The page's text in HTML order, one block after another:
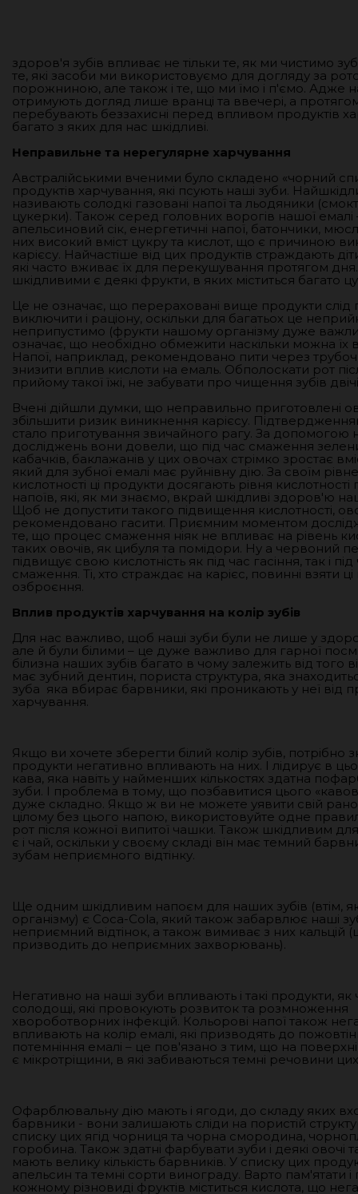
здоров'я зубів впливає не тільки те, як ми чистимо
те, які засоби ми використовуємо для догляду за
порожниною, але також і те, що ми їмо і п'ємо. Адже
отримують догляд лише вранці та ввечері, а
перебувають беззахисні перед впливом продуктів
багато з яких для нас шкідливі.
Неправильне та нерегулярне харчування
Австралійськими вченими було складено «чорний
продуктів харчування, які псують наші зуби.
називають солодкі газовані напої та льодяники
цукерки). Також серед головних ворогів нашої емалі
апельсиновий сік, енергетичні напої, батончики,
них високий вміст цукру та кислот, що є причиною
карієсу. Найчастіше від цих продуктів страждають
які часто вживає їх для перекушування протягом
шкідливими є деякі фрукти, в яких міститься багато
Це не означає, що перераховані вище продукти слід
виключити і раціону, оскільки для багатьох це
неприпустимо (фрукти нашому організму дуже
означає, що необхідно обмежити наскільки можна їх
Напої, наприклад, рекомендовано пити через
знизити вплив кислоти на емаль. Обполоскати рот
прийому такої їжі, не забувати про чищення зубів
Вчені дійшли думки, що неправильно приготовлені
збільшити ризик виникнення карієсу. Підтвердженням
стало приготування звичайного рагу. За допомогою
досліджень вони довели, що під час смаження
кабачків, баклажанів у цих овочах стрімко зростає
який для зубної емалі має руйнівну дію. За своїм
кислотності ці продукти досягають рівня кислотності
напоїв, які, як ми знаємо, вкрай шкідливі здоров'ю
Щоб не допустити такого підвищення кислотності,
рекомендовано гасити. Приємним моментом
те, що процес смаження ніяк не впливає на рівень
таких овочів, як цибуля та помідори. Ну а червоний
підвищує свою кислотність як під час гасіння, так і під
смаження. Ті, хто страждає на карієс, повинні взяти
озброєння.
Вплив продуктів харчування на колір зубів
Для нас важливо, щоб наші зуби були не лише у
але й були білими – це дуже важливо для гарної
білизна наших зубів багато в чому залежить від того
має зубний дентин, пориста структура, яка
зуба яка вбирає барвники, які проникають у неї від
харчування.
Якщо ви хочете зберегти білий колір зубів, потрібно
продукти негативно впливають на них. І лідирує в
кава, яка навіть у найменших кількостях здатна
зуби. І проблема в тому, що позбавитися цього
дуже складно. Якщо ж ви не можете уявити свій
цілому без цього напою, використовуйте одне
рот після кожної випитої чашки. Також шкідливим
є і чай, оскільки у своєму складі він має темний
зубам неприємного відтінку.
Ще одним шкідливим напоєм для наших зубів (втім, як
організму) є Coca-Cola, який також забарвлює наші
неприємний відтінок, а також вимиває з них кальцій
призводить до неприємних захворювань).
Негативно на наші зуби впливають і такі продукти, як
солодощі, які провокують розвиток та розмноження
хвороботворних інфекцій. Кольорові напої також
впливають на колір емалі, які призводять до
потемніння емалі – це пов'язано з тим, що на
є мікротріщини, в які забиваються темні речовини
Офарблювальну дію мають і ягоди, до складу яких
барвники - вони залишають сліди на пористій
списку цих ягід чорниця та чорна смородина,
горобина. Також здатні фарбувати зуби і деякі овочі
мають велику кількість барвників. У списку цих
апельсин та темні сорти винограду. Варто пам'ятати
кожному різновиді фруктів міститься кислота, що